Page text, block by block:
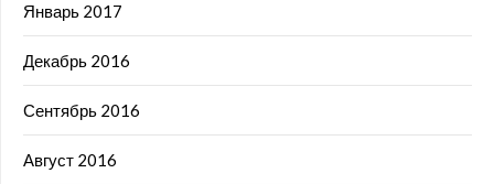
Январь 2017
Декабрь 2016
Сентябрь 2016
Август 2016